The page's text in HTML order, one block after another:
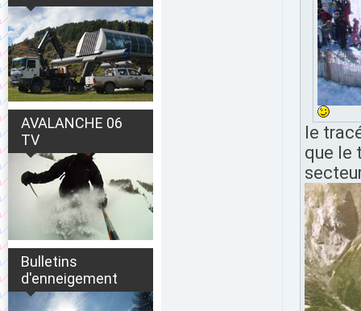
AVALANCHE 06
TV
Bulletins
d'enneigement
le
que le